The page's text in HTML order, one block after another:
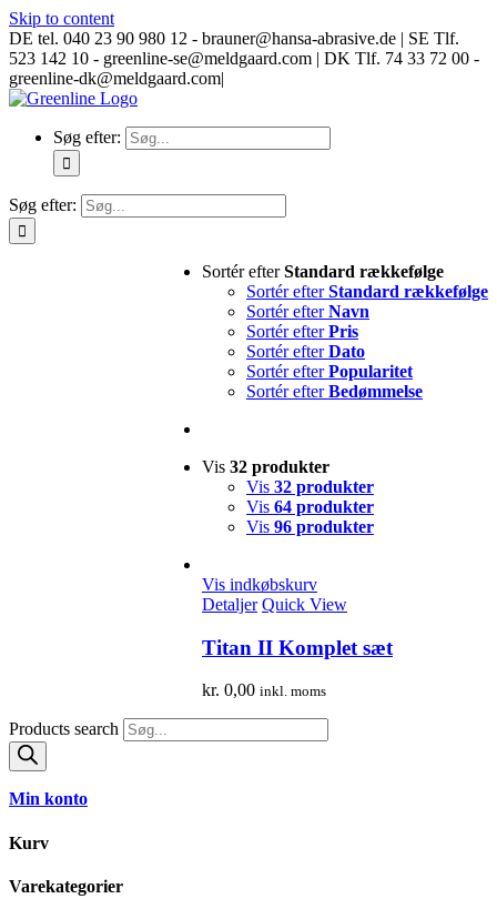
Skip to content
DE tel. 040 23 90 980 12 - brauner@hansa-abrasive.de | SE Tlf.
523 142 10 - greenline-se@meldgaard.com | DK Tlf. 74 33 72 00 -
greenline-dk@meldgaard.com|
Søg efter:
Søg efter:
Sortér efterStandard rækkefølge
Sortér efterStandard rækkefølge
Sortér efterNavn
Sortér efterPris
Sortér efterDato
Sortér efterPopularitet
Sortér efterBedømmelse
Vis 32 produkter
Vis 32 produkter
Vis 64 produkter
Vis 96 produkter
Vis indkøbskurv
Detaljer Quick View
Titan II Komplet sæt
kr. 0,00 inkl. moms
Products search
Min konto
Kurv
Varekategorier